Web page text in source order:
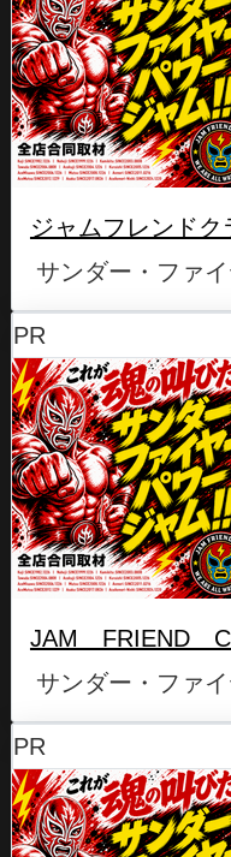
ジャムフレンド
サンダー・ファ
PR
JAM FRIEND
サンダー・ファ
PR